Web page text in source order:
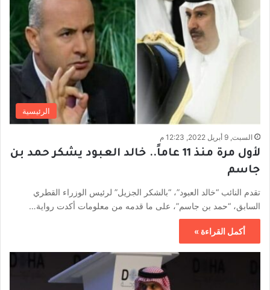
الرئيسية
السبت, 9 أبريل 2022, 12:23 م
لأول مرة منذ 11 عاماً.. خالد العبود يشكر حمد بن
جاسم
تقدم النائب “خالد العبود”، “بالشكر الجزيل” لرئيس الوزراء القطري
السابق، “حمد بن جاسم”، على ما قدمه من معلومات أكدت رواية…
أكمل القراءة »